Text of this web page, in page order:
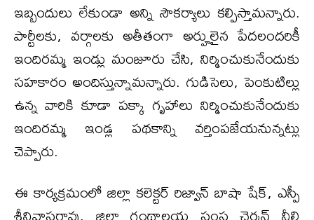
ఇబ్బందులు లేకుండా అన్ని సౌకర్యాలు కల్పిస్తామన్నారు.
పార్టీలకు, వర్గాలకు అతీతంగా అర్హులైన పేదలందరికీ
ఇందిరమ్మ ఇండ్లు మంజూరు చేసి, నిర్మించుకునేందుకు
సహకారం అందిస్తున్నామన్నారు. గుడిసెలు, పెంకుటిల్లు
ఉన్న వారికి కూడా పక్కా గృహాలు నిర్మించుకునేందుకు
ఇందిరమ్మ ఇండ్ల పథకాన్ని వర్తింపజేయనున్నట్లు
చెప్పారు.
ఈ కార్యక్రమంలో జిల్లా కలెక్టర్ రిజ్వాన్ బాషా షేక్, ఎస్పీ